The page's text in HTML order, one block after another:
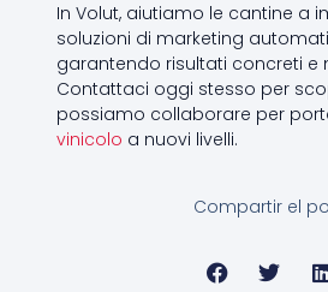
In Volut, aiutiamo le cantine a
soluzioni di marketing
garantendo risultati concreti e
Contattaci oggi stesso per
possiamo collaborare per
vinicolo a nuovi livelli.
Compartir el